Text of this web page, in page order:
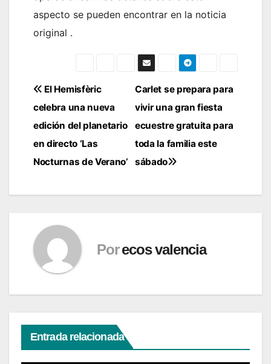
aspecto se pueden encontrar en la noticia
original .
Navegación
de
entradas
Carlet se prepara para
vivir una gran fiesta
ecuestre gratuita para
toda la familia este
sábado
El Hemisfèric
celebra una nueva
edición del planetario
en directo ‘Las
Nocturnas de Verano’
Por ecos valencia
Entrada relacionada